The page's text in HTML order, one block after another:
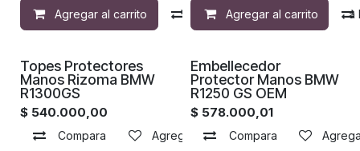
Agregar al carrito Compara Agregar a la
Agregar al carrito
Topes Protectores
Manos Rizoma BMW
R1300GS
$ 540.000,00
Compara Agregar a la lista de deseos
Embellecedor
Protector Manos BMW
R1250 GS OEM
$ 578.000,01
Compara